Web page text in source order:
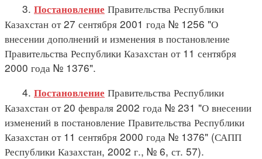
3. Постановление Правительства Республики
Казахстан от 27 сентября 2001 года № 1256 "О
внесении дополнений и изменения в постановление
Правительства Республики Казахстан от 11 сентября
2000 года № 1376".
4. Постановление Правительства Республики
Казахстан от 20 февраля 2002 года № 231 "О внесении
изменений в постановление Правительства Республики
Казахстан от 11 сентября 2000 года № 1376" (САПП
Республики Казахстан, 2002 г., № 6, ст. 57).